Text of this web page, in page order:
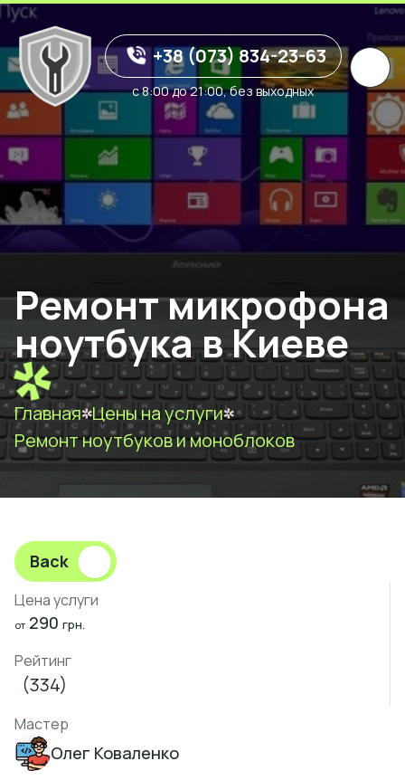
+38 (073) 834-23-63
с 8:00 до 21:00, без выходных
Ремонт микрофона
ноутбука в Киеве
Главная Цены на услуги
Ремонт ноутбуков и моноблоков
Back
Цена услуги
от 290 грн.
Рейтинг
(334)
Мастер
Олег Коваленко